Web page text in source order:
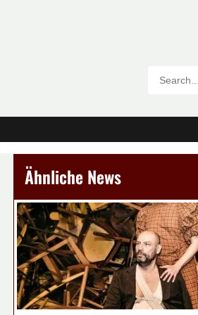
Ähnliche News